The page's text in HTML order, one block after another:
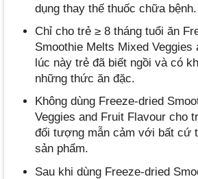
dụng thay thế thuốc chữa bệnh.
Chỉ cho trẻ ≥ 8 tháng tuổi ăn
Smoothie Melts Mixed
lúc này trẻ đã biết ngồi và có
những thức ăn đặc.
Không dùng Freeze-dried
Veggies and Fruit Flavour cho
đối tượng mẫn cảm với bất cứ
sản phẩm.
Sau khi dùng Freeze-dried